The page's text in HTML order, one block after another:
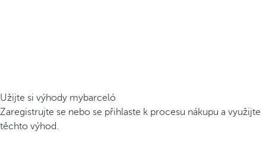
Užijte si výhody mybarceló
Zaregistrujte se nebo se přihlaste k procesu nákupu a využijte
těchto výhod.